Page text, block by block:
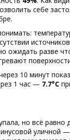
себе
ожидать разве
10 минут
1 час — 7.7°C
но всё равно
уличной